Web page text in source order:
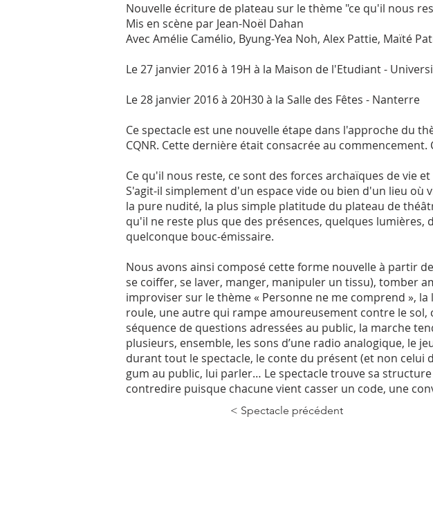
Nouvelle écriture de plateau sur le thème "ce qu'il nous
Mis en scène par Jean-Noël Dahan
Avec Amélie Camélio, Byung-Yea Noh, Alex Pattie, Maïté
Le 27 janvier 2016 à 19H à la Maison de l'Etudiant -
Le 28 janvier 2016 à 20H30 à la Salle des Fêtes - Nanterre
Ce spectacle est une nouvelle étape dans l'approche du
CQNR. Cette dernière était consacrée au commencement.
Ce qu'il nous reste, ce sont des forces archaïques de vie
S'agit-il simplement d'un espace vide ou bien d'un lieu
la pure nudité, la plus simple platitude du plateau de
qu'il ne reste plus que des présences, quelques
quelconque bouc-émissaire.
Nous avons ainsi composé cette forme nouvelle à partir
se coiffer, se laver, manger, manipuler un tissu), tomber
improviser sur le thème « Personne ne me comprend »,
roule, une autre qui rampe amoureusement contre le
séquence de questions adressées au public, la marche
plusieurs, ensemble, les sons d’une radio analogique, le
durant tout le spectacle, le conte du présent (et non
gum au public, lui parler… Le spectacle trouve sa
contredire puisque chacune vient casser un code, une
< Spectacle précédent